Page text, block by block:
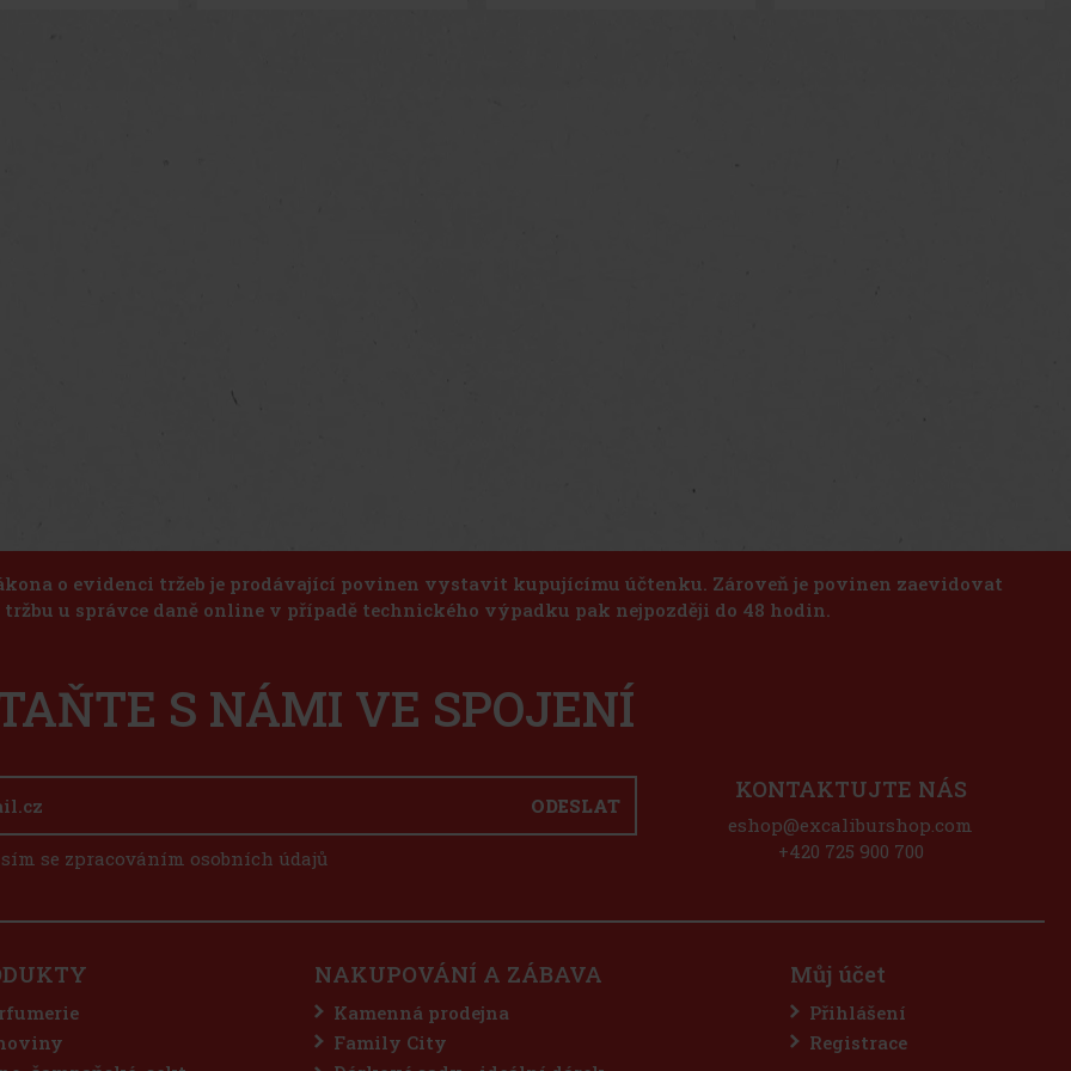
o evidenci tržeb je prodávající povinen vystavit kupujícímu účtenku. Zároveň je povinen zaevidovat
u správce daně online v případě technického výpadku pak nejpozději do 48 hodin.
S NÁMI VE SPOJENÍ
ODESLAT
se zpracováním osobních údajů
KONTAKTUJTE NÁS
eshop@excaliburshop.com
+420 725 900 700
NAKUPOVÁNÍ A ZÁBAVA
Kamenná prodejna
Family City
Můj účet
Přihlášení
Registrace